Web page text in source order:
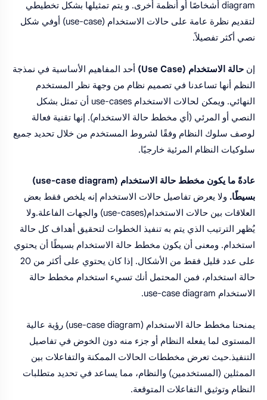
diagram أشخاصًا أو أنظمة أخرى. و يتم تمثيلها بشكل تخطيطي
لتقديم نظرة عامة على حالات الاستخدام (use-case) أوفي شكل
نصي أكثر تفصيلاً.
إن حالة الاستخدام (Use Case)
أحد المفاهيم الأساسية في نمذجة
النظم أنها تساعدنا في تصميم نظام من وجهة نظر المستخدم
النهائي. ويمكن لحالات الاستخدام use-cases أن تمثل بشكل
النصي أو المرئي (أي مخطط حالة الاستخدام). إنها تقنية فعالة
لوصف سلوك النظام وفقًا لشروط المستخدم من خلال تحديد جميع
سلوكيات النظام المرئية خارجيًا.
عادةً ما يكون مخطط حالة الاستخدام (use-case diagram)
بسيطًا. ولا يعرض تفاصيل حالات الاستخدام إنه يلخص فقط بعض
العلاقات بين حالات الاستخدام(use-cases) والجهات الفاعلة.ولا
يُظهر الترتيب الذي يتم به تنفيذ الخطوات لتحقيق أهداف كل حالة
استخدام. ومعنى أن يكون مخطط حالة الاستخدام بسيطًا أن يحتوي
على عدد قليل فقط من الأشكال. إذا كان يحتوي على أكثر من 20
حالة استخدام، فمن المحتمل أنك تسيء استخدام مخطط حالة
الاستخدام use-case diagram.
يمنحنا مخطط حالة الاستخدام (use-case diagram) رؤية عالية
المستوى لما يفعله النظام أو جزء منه دون الخوض في تفاصيل
التنفيذ.حيث تعرض مخططات الحالات الممكنة والتفاعلات بين
الممثلين (المستخدمين) والنظام، مما يساعد في تحديد متطلبات
النظام وتوثيق التفاعلات المتوقعة.